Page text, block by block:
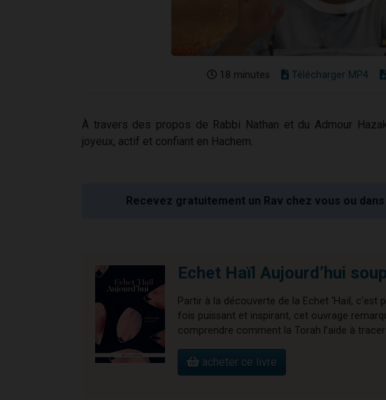
18 minutes Télécharger MP4
À travers des propos de Rabbi Nathan et du Admour
joyeux, actif et confiant en Hachem.
Recevez gratuitement un Rav chez vous ou
Echet Haïl Aujourd’hui
Partir à la découverte de la Echet ‘Haïl,
fois puissant et inspirant, cet ouvrage
comprendre comment la Torah l’aide à
acheter ce livre